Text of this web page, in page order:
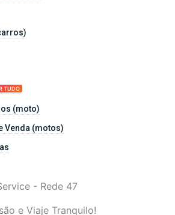
TUDO
(moto)
Venda (motos)
- Rede 47
e Viaje Tranquilo!